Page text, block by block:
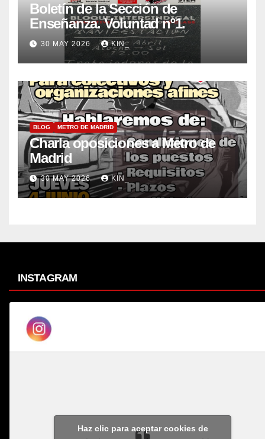
Boletín de la Sección de
Enseñanza. Voluntad nº1.
30 MAY 2026 KIN_
BLOG METRO DE MADRID
Charla oposiciones a Metro de
Madrid
30 MAY 2026 KIN_
INSTAGRAM
Haz clic para aceptar cookies de